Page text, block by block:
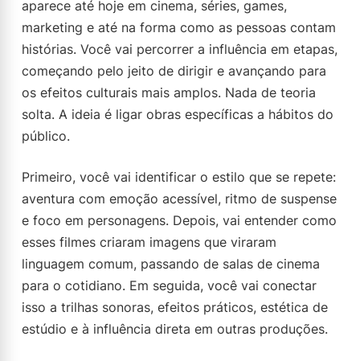
aparece até hoje em cinema, séries, games,
marketing e até na forma como as pessoas contam
histórias. Você vai percorrer a influência em etapas,
começando pelo jeito de dirigir e avançando para
os efeitos culturais mais amplos. Nada de teoria
solta. A ideia é ligar obras específicas a hábitos do
público.
Primeiro, você vai identificar o estilo que se repete:
aventura com emoção acessível, ritmo de suspense
e foco em personagens. Depois, vai entender como
esses filmes criaram imagens que viraram
linguagem comum, passando de salas de cinema
para o cotidiano. Em seguida, você vai conectar
isso a trilhas sonoras, efeitos práticos, estética de
estúdio e à influência direta em outras produções.